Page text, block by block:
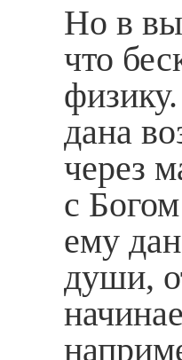
Но в
что
дана
через
с
ему
души,